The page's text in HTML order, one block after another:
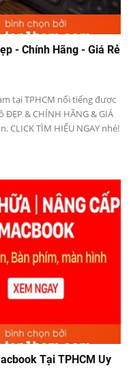
- Chính Hãng - Giá Rẻ
tại TPHCM nổi tiếng được
& CHÍNH HÃNG & GIÁ
CLICK TÌM HIỂU NGAY nhé!
Tại TPHCM Uy